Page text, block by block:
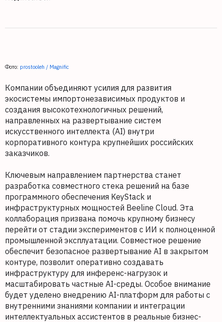
Фото: prostooleh / Magnific
Компании объединяют усилия для развития
экосистемы импортонезависимых продуктов и
создания высокотехнологичных решений,
направленных на развертывание систем
искусственного интеллекта (AI) внутри
корпоративного контура крупнейших российских
заказчиков.
Ключевым направлением партнерства станет
разработка совместного стека решений на базе
программного обеспечения KeyStack и
инфраструктурных мощностей Beeline Cloud. Эта
коллаборация призвана помочь крупному бизнесу
перейти от стадии экспериментов с ИИ к полноценной
промышленной эксплуатации. Совместное решение
обеспечит безопасное развертывание AI в закрытом
контуре, позволит оперативно создавать
инфраструктуру для инференс-нагрузок и
масштабировать частные AI-среды. Особое внимание
будет уделено внедрению AI-платформ для работы с
внутренними знаниями компании и интеграции
интеллектуальных ассистентов в реальные бизнес-